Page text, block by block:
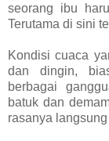
seorang ibu
Terutama di sini
Kondisi cuaca
dan dingin,
berbagai
batuk dan
rasanya langsung